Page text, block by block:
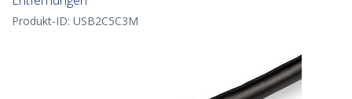
Produkt-ID: USB2C5C3M